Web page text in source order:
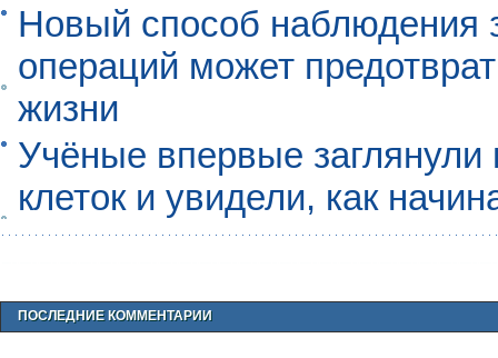
Новый способ наблюдения
операций может
жизни
Учёные впервые
клеток и увидели, как
ПОСЛЕДНИЕ КОММЕНТАРИИ